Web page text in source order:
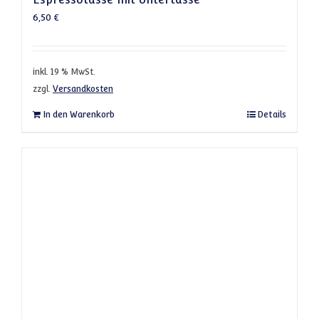
6,50 €
inkl. 19 % MwSt.
zzgl. Versandkosten
In den Warenkorb Details